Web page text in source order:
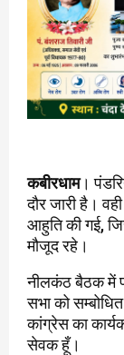
कबीरधाम।
दौर जारी है।
आहुति की गई,
मौजूद रहे।
नीलकंठ बैठक में
सभा को
कांग्रेस का
सेवक हूँ।